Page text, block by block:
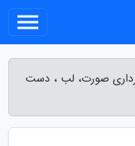
برداری صورت، لب ، دست